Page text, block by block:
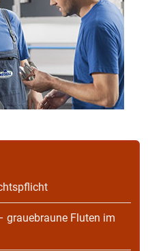
grauebraune Fluten im